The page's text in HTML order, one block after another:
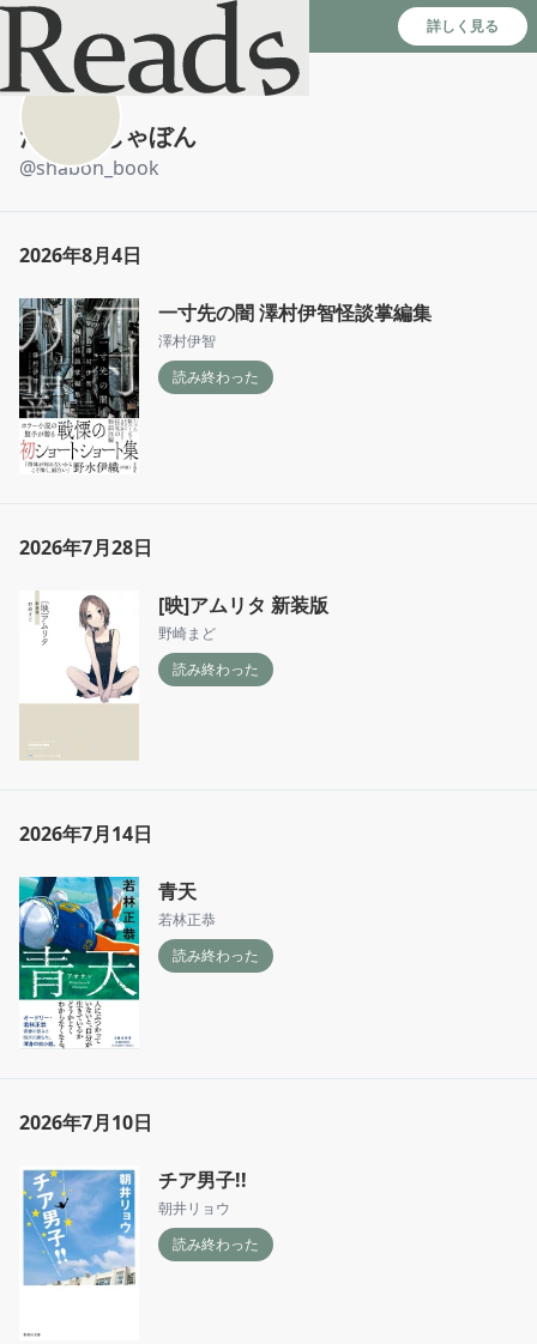
Reads - 読書のSNS＆記録アプリ 詳しく見る
たくみ/しゃぼん
@shabon_book
2026年8月4日
一寸先の闇 澤村伊智怪談掌編集
澤村伊智
読み終わった
2026年7月28日
[映]アムリタ 新装版
野崎まど
読み終わった
2026年7月14日
青天
若林正恭
読み終わった
2026年7月10日
チア男子!!
朝井リョウ
読み終わった